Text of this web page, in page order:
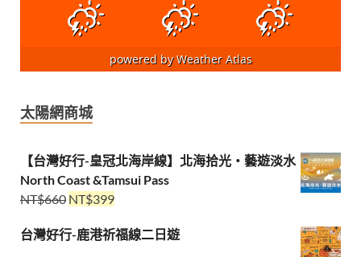
powered byWeather Atlas
太陽網商城
【台灣好行-皇冠北海岸線】北海拾光・藝遊淡水
North Coast &Tamsui Pass
NT$660 NT$399
台灣好行-鹿港祈福線二日遊